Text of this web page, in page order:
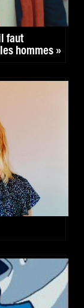
faut
hommes »